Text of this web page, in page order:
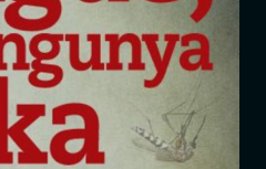
Jornais
Notícias